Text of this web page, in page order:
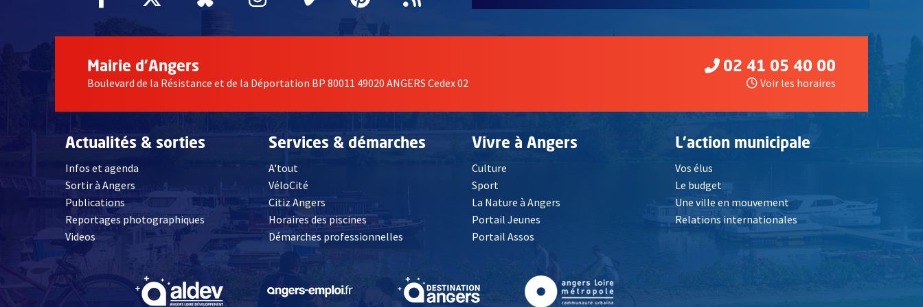
Mairie d'Angers
Boulevard de la Résistance et de la Déportation BP 80011 49020 ANGERS Cedex 02
02 41 05 40 00
Voir les horaires
Actualités & sorties
Infos et agenda
Sortir à Angers
Publications
Reportages photographiques
Videos, Ouvre une nouvelle fenêtre
Services & démarches
A'tout
VéloCité
Citiz Angers , Ouvre une nouvelle fenêtre
Horaires des piscines
Démarches professionnelles
Vivre à Angers
Culture
Sport
La Nature à Angers
Portail Jeunes
Portail Assos
L'action municipale
Vos élus
Le budget
Une ville en mouvement
Relations internationales
, Ouvre une nouvelle fenêtre , Ouvre une nouvelle fenêtre , Ouvre une nouvelle fenêtre, Ouvre une nouvelle fenêtre